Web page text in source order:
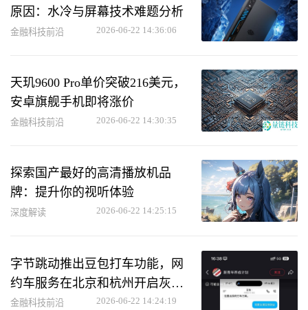
原因：水冷与屏幕技术难题分析
金融科技前沿 2026-06-22 14:36:06
天玑9600 Pro单价突破216美元，
安卓旗舰手机即将涨价
金融科技前沿 2026-06-22 14:30:35
探索国产最好的高清播放机品
牌：提升你的视听体验
深度解读 2026-06-22 14:25:15
字节跳动推出豆包打车功能，网
约车服务在北京和杭州开启灰度
测试
金融科技前沿 2026-06-22 14:24:19